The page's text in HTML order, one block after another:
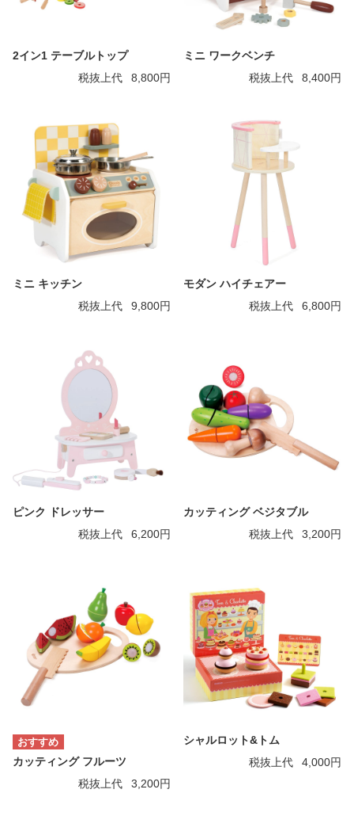
2イン1 テーブルトップ
税抜上代
8,800円
ミニ ワークベンチ
税抜上代
8,400円
ミニ キッチン
税抜上代
9,800円
モダン ハイチェアー
税抜上代
6,800円
ピンク ドレッサー
税抜上代
6,200円
カッティング ベジタブル
税抜上代
3,200円
カッティング フルーツ
税抜上代
3,200円
シャルロット&トム
税抜上代
4,000円